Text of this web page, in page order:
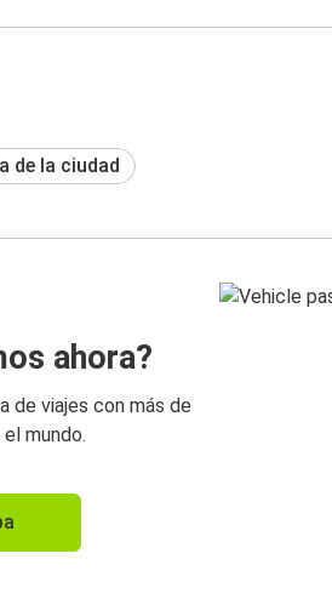
de la ciudad
ahora?
de viajes con más de
mundo.